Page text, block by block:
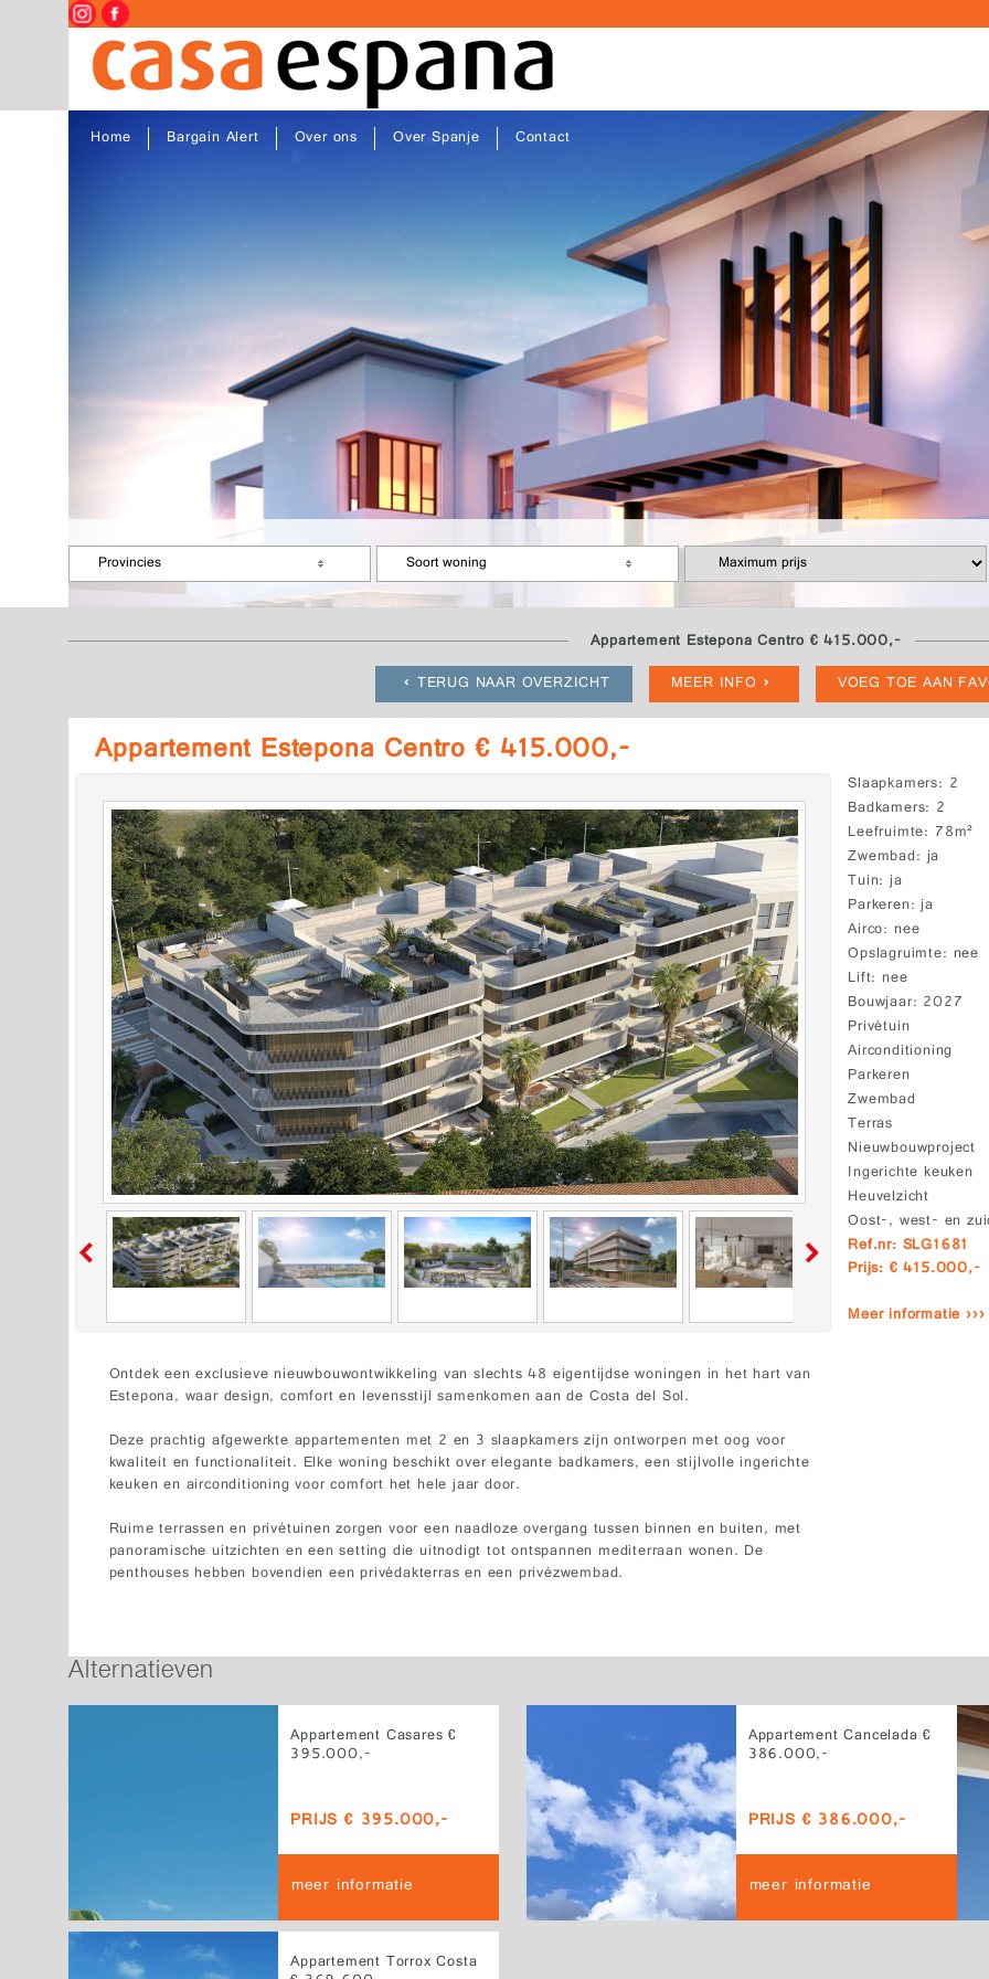
Home Bargain Alert Over ons Over Spanje Contact
Provincies Soort woning
Appartement Estepona Centro € 415.000,-
TERUG NAAR OVERZICHT
MEER INFO VOEG TOE AAN
Appartement Estepona Centro € 415.000,-
Slaapkamers 2
Badkamers 2
Leefruimte 78m²
Zwembad ja
Tuin ja
Parkeren ja
Airco nee
Opslagruimte nee
Lift nee
Bouwjaar 2027
Privétuin
Airconditioning
Parkeren
Zwembad
Terras
Nieuwbouwproject
Ingerichte keuken
Heuvelzicht
Oost-, west- en
Ref.nr: SLG1681
Prijs: € 415.000,-
Meer informatie ›››
Ontdek een exclusieve nieuwbouwontwikkeling van slechts 48 eigentijdse woningen in het hart van
Estepona, waar design, comfort en levensstijl samenkomen aan de Costa del Sol.
Deze prachtig afgewerkte appartementen met 2 en 3 slaapkamers zijn ontworpen met oog voor
kwaliteit en functionaliteit. Elke woning beschikt over elegante badkamers, een stijlvolle ingerichte
keuken en airconditioning voor comfort het hele jaar door.
Ruime terrassen en privétuinen zorgen voor een naadloze overgang tussen binnen en buiten, met
panoramische uitzichten en een setting die uitnodigt tot ontspannen mediterraan wonen. De
penthouses hebben bovendien een privédakterras en een privézwembad.
Alternatieven
Appartement Casares €
395.000,-
PRIJS € 395.000,-
meer informatie
Appartement Cancelada €
386.000,-
PRIJS € 386.000,-
meer informatie
Appartement Torrox Costa